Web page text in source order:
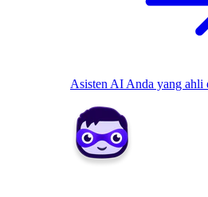
Asisten AI Anda yang ahli